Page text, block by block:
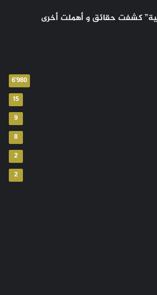
كشفت حقائق و أهملت أخرى
6٬980
15
9
8
2
2